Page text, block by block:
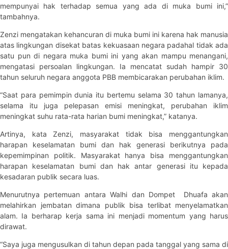
mempunyai hak terhadap semua yang ada di muka bumi ini,”
tambahnya.
Zenzi mengatakan kehancuran di muka bumi ini karena hak manusia
atas lingkungan disekat batas kekuasaan negara padahal tidak ada
satu pun di negara muka bumi ini yang akan mampu menangani,
mengatasi persoalan lingkungan. Ia mencatat sudah hampir 30
tahun seluruh negara anggota PBB membicarakan perubahan iklim.
“Saat para pemimpin dunia itu bertemu selama 30 tahun lamanya,
selama itu juga pelepasan emisi meningkat, perubahan iklim
meningkat suhu rata-rata harian bumi meningkat,” katanya.
Artinya, kata Zenzi, masyarakat tidak bisa menggantungkan
harapan keselamatan bumi dan hak generasi berikutnya pada
kepemimpinan politik. Masyarakat hanya bisa menggantungkan
harapan keselamatan bumi dan hak antar generasi itu kepada
kesadaran publik secara luas.
Menurutnya pertemuan antara Walhi dan Dompet Dhuafa akan
melahirkan jembatan dimana publik bisa terlibat menyelamatkan
alam. Ia berharap kerja sama ini menjadi momentum yang harus
dirawat.
“Saya juga mengusulkan di tahun depan pada tanggal yang sama di